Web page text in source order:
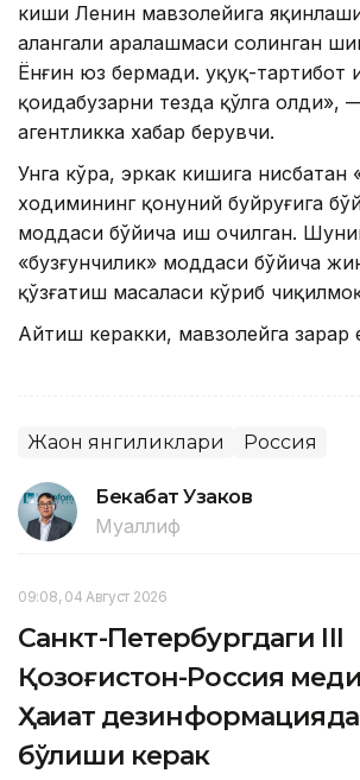
киши Ленин мавзолейига
алангали аралашмаси солинган
Ёнғин юз бермади. Ҳуқуқ-тартибот
қоидабузарни тезда қўлга олди»,
агентликка хабар берувчи.
Унга кўра, эркак кишига нисбатан
ходимининг қонуний буйруғига
моддаси бўйича иш очилган.
«бузғунчилик» моддаси бўйича
қўзғатиш масаласи кўриб
Айтиш керакки, мавзолейга зарар
Жаҳон янгиликлари Россия
Бекабат Узаков
Муаллиф
09:08, 04 Август 2026
Санкт-Петербургдаги III
Қозоғистон-Россия
Ҳақиқат
бўлиши керак